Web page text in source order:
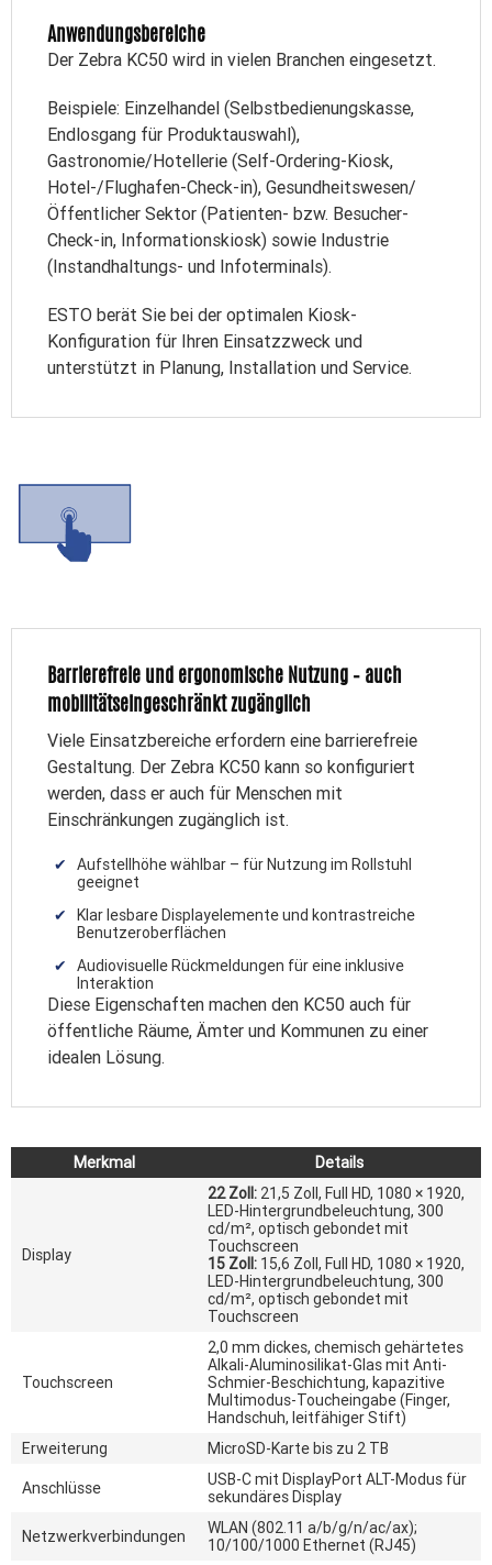
Anwendungsbereiche
Der Zebra KC50 wird in vielen Branchen eingesetzt.
Beispiele: Einzelhandel (Selbstbedienungskasse,
Endlosgang für Produktauswahl),
Gastronomie/Hotellerie (Self-Ordering-Kiosk,
Hotel-/Flughafen-Check-in), Gesundheitswesen/
Öffentlicher Sektor (Patienten- bzw. Besucher-
Check-in, Informationskiosk) sowie Industrie
(Instandhaltungs- und Infoterminals).
ESTO berät Sie bei der optimalen Kiosk-
Konfiguration für Ihren Einsatzzweck und
unterstützt in Planung, Installation und Service.
Barrierefreie und ergonomische Nutzung – auch
mobilitätseingeschränkt zugänglich
Viele Einsatzbereiche erfordern eine barrierefreie
Gestaltung. Der Zebra KC50 kann so konfiguriert
werden, dass er auch für Menschen mit
Einschränkungen zugänglich ist.
Aufstellhöhe wählbar – für Nutzung im Rollstuhl
geeignet
Klar lesbare Displayelemente und kontrastreiche
Benutzeroberflächen
Audiovisuelle Rückmeldungen für eine inklusive
Interaktion
Diese Eigenschaften machen den KC50 auch für
öffentliche Räume, Ämter und Kommunen zu einer
idealen Lösung.
Merkmal Details
Display
22 Zoll: 21,5 Zoll, Full HD, 1080 × 1920,
LED-Hintergrundbeleuchtung, 300
cd/m², optisch gebondet mit
Touchscreen
15 Zoll: 15,6 Zoll, Full HD, 1080 × 1920,
LED-Hintergrundbeleuchtung, 300
cd/m², optisch gebondet mit
Touchscreen
Touchscreen
2,0 mm dickes, chemisch gehärtetes
Alkali-Aluminosilikat-Glas mit Anti-
Schmier-Beschichtung, kapazitive
Multimodus-Toucheingabe (Finger,
Handschuh, leitfähiger Stift)
Erweiterung
MicroSD-Karte bis zu 2 TB
Anschlüsse
USB-C mit DisplayPort ALT-Modus für
sekundäres Display
Netzwerkverbindungen
WLAN (802.11 a/b/g/n/ac/ax);
10/100/1000 Ethernet (RJ45)